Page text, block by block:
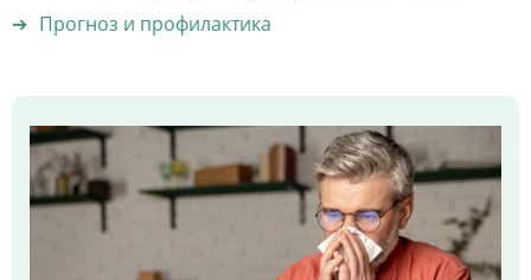
Прогноз и профилактика